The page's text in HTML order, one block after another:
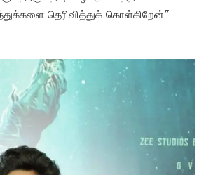
தெரிவித்துக் கொள்கிறேன்”